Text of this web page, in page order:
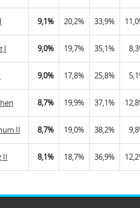
9,1% 20,2% 33,9%
I 9,0% 19,7% 35,1%
9,0% 17,8% 25,8%
8,7% 19,9% 37,1%
II 8,7% 19,0% 38,2%
II 8,1% 18,7% 36,9%